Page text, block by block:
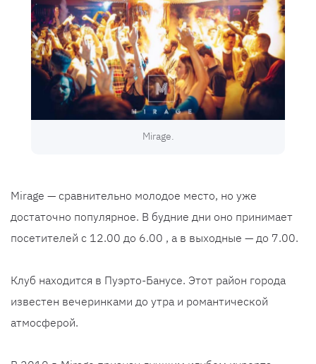
Mirage.
Mirage — сравнительно молодое место, но уже
достаточно популярное. В будние дни оно принимает
посетителей с 12.00 до 6.00 , а в выходные — до 7.00.
Клуб находится в Пуэрто-Банусе. Этот район города
известен вечеринками до утра и романтической
атмосферой.